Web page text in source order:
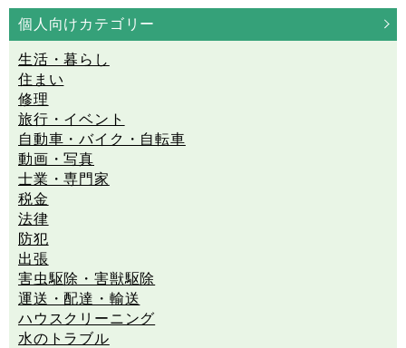
個人向けカテゴリー
生活・暮らし
住まい
修理
旅行・イベント
自動車・バイク・自転車
動画・写真
士業・専門家
税金
法律
防犯
出張
害虫駆除・害獣駆除
運送・配達・輸送
ハウスクリーニング
水のトラブル